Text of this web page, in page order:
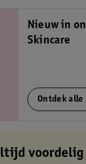
Nieuw in
Skincare
Ontdek alle
voordelig